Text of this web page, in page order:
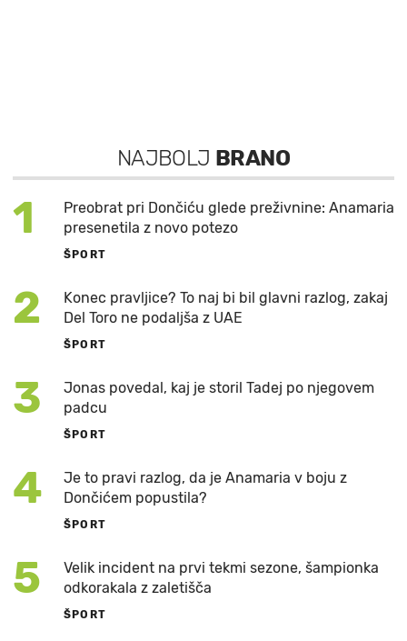
NAJBOLJ BRANO
1
Preobrat pri Dončiću glede preživnine: Anamaria
presenetila z novo potezo
ŠPORT
2
Konec pravljice? To naj bi bil glavni razlog, zakaj
Del Toro ne podaljša z UAE
ŠPORT
3
Jonas povedal, kaj je storil Tadej po njegovem
padcu
ŠPORT
4
Je to pravi razlog, da je Anamaria v boju z
Dončićem popustila?
ŠPORT
5
Velik incident na prvi tekmi sezone, šampionka
odkorakala z zaletišča
ŠPORT